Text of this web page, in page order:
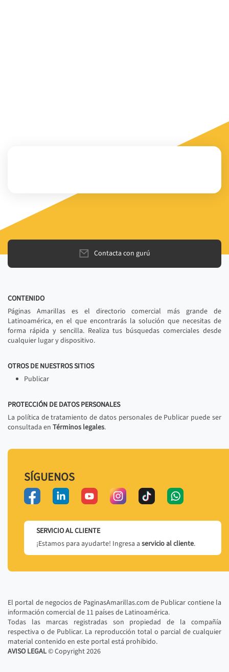
Contacta con gurú
CONTENIDO
Páginas Amarillas es el directorio comercial más grande de
Latinoamérica, en el que encontrarás la solución que necesitas de
forma rápida y sencilla. Realiza tus búsquedas comerciales desde
cualquier lugar y dispositivo.
OTROS DE NUESTROS SITIOS
Publicar
PROTECCIÓN DE DATOS PERSONALES
La política de tratamiento de datos personales de Publicar puede ser
consultada en Términos legales.
SÍGUENOS
SERVICIO AL CLIENTE
¡Estamos para ayudarte! Ingresa a servicio al cliente.
El portal de negocios de PaginasAmarillas.com de Publicar contiene la
información comercial de 11 países de Latinoamérica.
Todas las marcas registradas son propiedad de la compañía
respectiva o de Publicar. La reproducción total o parcial de cualquier
material contenido en este portal está prohibido.
AVISO LEGAL© Copyright2026